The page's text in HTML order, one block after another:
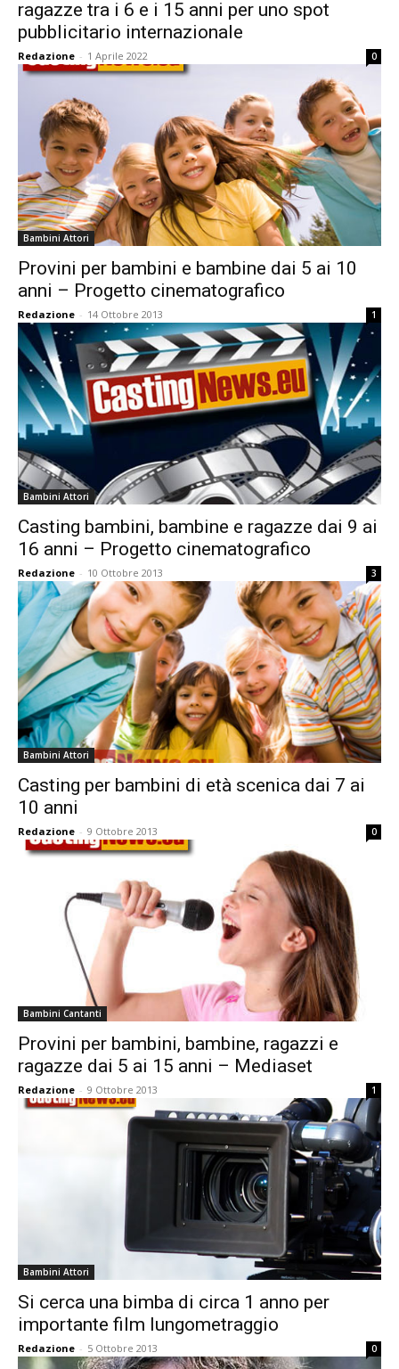
ragazze tra i 6 e i 15 anni per uno spot
pubblicitario internazionale
Redazione - 1 Aprile 2022 0
Bambini Attori
Provini per bambini e bambine dai 5 ai 10
anni – Progetto cinematografico
Redazione - 14 Ottobre 2013 1
Bambini Attori
Casting bambini, bambine e ragazze dai 9 ai
16 anni – Progetto cinematografico
Redazione - 10 Ottobre 2013 3
Bambini Attori
Casting per bambini di età scenica dai 7 ai
10 anni
Redazione - 9 Ottobre 2013 0
Bambini Cantanti
Provini per bambini, bambine, ragazzi e
ragazze dai 5 ai 15 anni – Mediaset
Redazione - 9 Ottobre 2013 1
Bambini Attori
Si cerca una bimba di circa 1 anno per
importante film lungometraggio
Redazione - 5 Ottobre 2013 0